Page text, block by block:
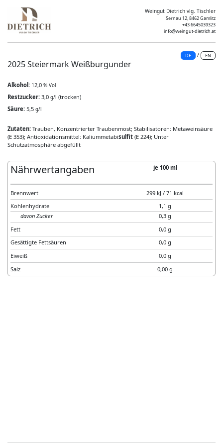
Weingut Dietrich vlg. Tischler
Sernau 12, 8462 Gamlitz
+43 6645039323
info@weingut-dietrich.at
DE / EN
2025 Steiermark Weißburgunder
Alkohol: 12,0 % Vol
Restzucker: 3,0 g/l (trocken)
Säure: 5,5 g/l
Zutaten: Trauben, Konzentrierter Traubenmost; Stabilisatoren: Metaweinsäure
(E 353); Antioxidationsmittel: Kaliummetabisulfit (E 224); Unter
Schutzatmosphäre abgefüllt
Nährwertangaben je 100 ml
Brennwert
299 kJ / 71 kcal
Kohlenhydrate
1,1 g
davon Zucker
0,3 g
Fett
0,0 g
Gesättigte Fettsäuren
0,0 g
Eiweiß
0,0 g
Salz
0,00 g